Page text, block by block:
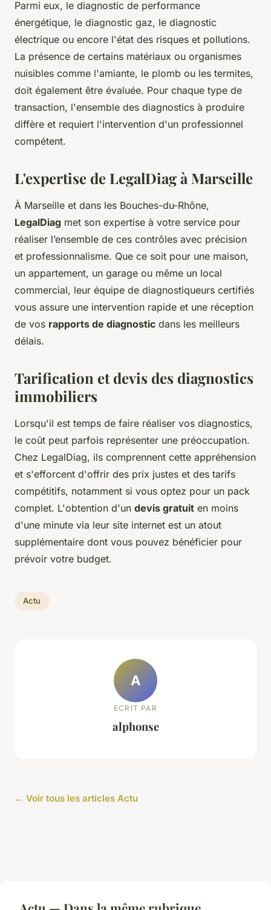
Parmi eux, le diagnostic de performance
énergétique, le diagnostic gaz, le diagnostic
électrique ou encore l'état des risques et pollutions.
La présence de certains matériaux ou organismes
nuisibles comme l'amiante, le plomb ou les termites,
doit également être évaluée. Pour chaque type de
transaction, l'ensemble des diagnostics à produire
diffère et requiert l'intervention d'un professionnel
compétent.
L'expertise de LegalDiag à Marseille
À Marseille et dans les Bouches-du-Rhône,
LegalDiag met son expertise à votre service pour
réaliser l’ensemble de ces contrôles avec précision
et professionnalisme. Que ce soit pour une maison,
un appartement, un garage ou même un local
commercial, leur équipe de diagnostiqueurs certifiés
vous assure une intervention rapide et une réception
de vos rapports de diagnostic dans les meilleurs
délais.
Tarification et devis des diagnostics
immobiliers
Lorsqu'il est temps de faire réaliser vos diagnostics,
le coût peut parfois représenter une préoccupation.
Chez LegalDiag, ils comprennent cette appréhension
et s'efforcent d'offrir des prix justes et des tarifs
compétitifs, notamment si vous optez pour un pack
complet. L'obtention d'un devis gratuit en moins
d'une minute via leur site internet est un atout
supplémentaire dont vous pouvez bénéficier pour
prévoir votre budget.
Actu
A
ECRIT PAR
alphonse
← Voir tous les articles Actu